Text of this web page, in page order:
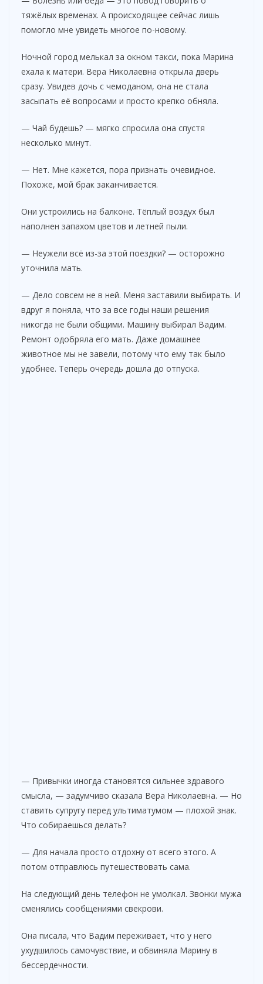
тяжёлых временах. А происходящее сейчас лишь
помогло мне увидеть многое по-новому.
Ночной город мелькал за окном такси, пока Марина
ехала к матери. Вера Николаевна открыла дверь
сразу. Увидев дочь с чемоданом, она не стала
засыпать её вопросами и просто крепко обняла.
— Чай будешь? — мягко спросила она спустя
несколько минут.
— Нет. Мне кажется, пора признать очевидное.
Похоже, мой брак заканчивается.
Они устроились на балконе. Тёплый воздух был
наполнен запахом цветов и летней пыли.
— Неужели всё из-за этой поездки? — осторожно
уточнила мать.
— Дело совсем не в ней. Меня заставили выбирать. И
вдруг я поняла, что за все годы наши решения
никогда не были общими. Машину выбирал Вадим.
Ремонт одобряла его мать. Даже домашнее
животное мы не завели, потому что ему так было
удобнее. Теперь очередь дошла до отпуска.
— Привычки иногда становятся сильнее здравого
смысла, — задумчиво сказала Вера Николаевна. — Но
ставить супругу перед ультиматумом — плохой знак.
Что собираешься делать?
— Для начала просто отдохну от всего этого. А
потом отправлюсь путешествовать сама.
На следующий день телефон не умолкал. Звонки мужа
сменялись сообщениями свекрови.
Она писала, что Вадим переживает, что у него
ухудшилось самочувствие, и обвиняла Марину в
бессердечности.